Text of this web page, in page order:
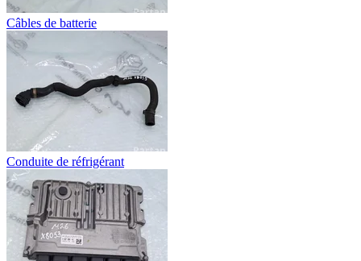
Câbles de batterie
Conduite de réfrigérant